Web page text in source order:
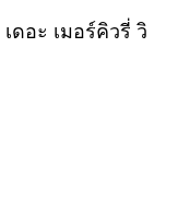
ดอะ เมอร์คิวรี่ วิ